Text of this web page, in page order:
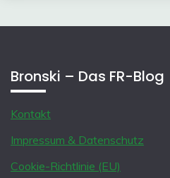
Bronski – Das FR-Blog
Kontakt
Impressum & Datenschutz
Cookie-Richtlinie (EU)